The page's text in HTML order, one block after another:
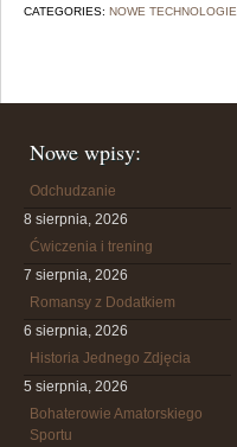
CATEGORIES: NOWE TECHNOLOGIE
Nowe wpisy:
Odchudzanie
8 sierpnia, 2026
Ćwiczenia i trening
7 sierpnia, 2026
Romansy z Dodatkiem
6 sierpnia, 2026
Historia Jednego Zdjęcia
5 sierpnia, 2026
Bohaterowie Amatorskiego
Sportu